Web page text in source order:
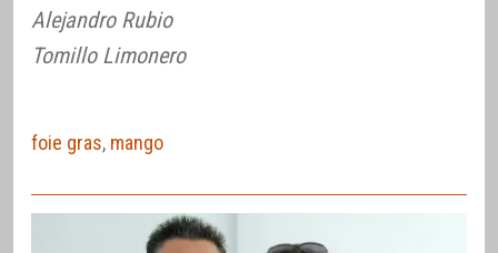
Alejandro Rubio
Tomillo Limonero
foie gras, mango